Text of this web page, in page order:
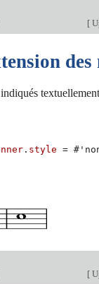
[
. style = #
[